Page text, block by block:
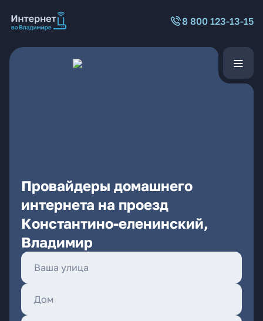
8 800 123-13-15
Провайдеры домашнего
интернета на проезд
Константино-еленинский,
Владимир